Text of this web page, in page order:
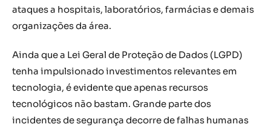
ataques a hospitais, laboratórios, farmácias e demais
organizações da área.
Ainda que a Lei Geral de Proteção de Dados (LGPD)
tenha impulsionado investimentos relevantes em
tecnologia, é evidente que apenas recursos
tecnológicos não bastam. Grande parte dos
incidentes de segurança decorre de falhas humanas